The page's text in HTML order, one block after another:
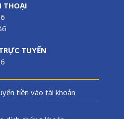
THOẠI
TUYẾN
tiền vào tài khoản